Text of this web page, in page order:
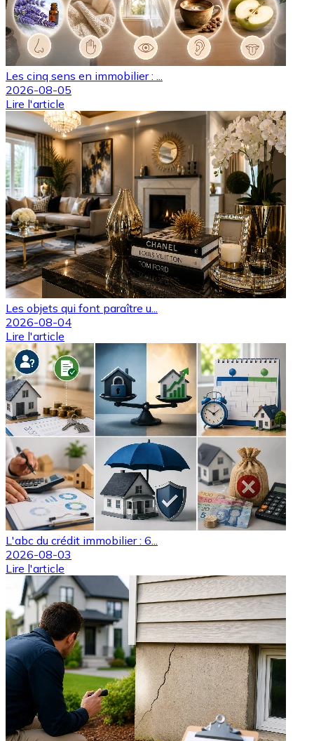
Les cinq sens en immobilier : ...
2026-08-05
Lire l'article
Les objets qui font paraître u...
2026-08-04
Lire l'article
L'abc du crédit immobilier : 6...
2026-08-03
Lire l'article